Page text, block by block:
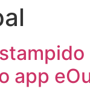
app